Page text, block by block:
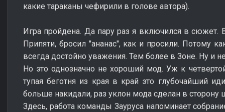
какие тараканы чефирили в голове автора).
Игра пройдена. Да пару раз я включился в сюжет.
Припяти, бросил "ананас", как и просили. Потому
всегда достойно уважения. Тем более в Зоне. Ну и
Но это однозначно не хороший мод. Уж к
тупая беготня из края в край это глубочайший
больше накидали, раз уклон мода сделан в сторону
Здесь, работа команды Зауруса напоминает